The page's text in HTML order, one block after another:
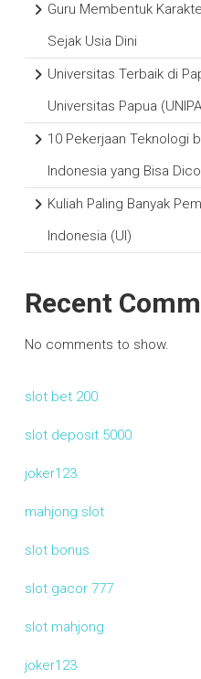
Guru Membentuk
Sejak Usia Dini
Universitas Terbaik di
Universitas Papua
10 Pekerjaan Teknologi
Indonesia yang Bisa
Kuliah Paling Banyak
Indonesia (UI)
Recent
No comments to show.
slot bet 200
slot deposit 5000
joker123
mahjong slot
slot bonus
slot gacor 777
slot mahjong
joker123